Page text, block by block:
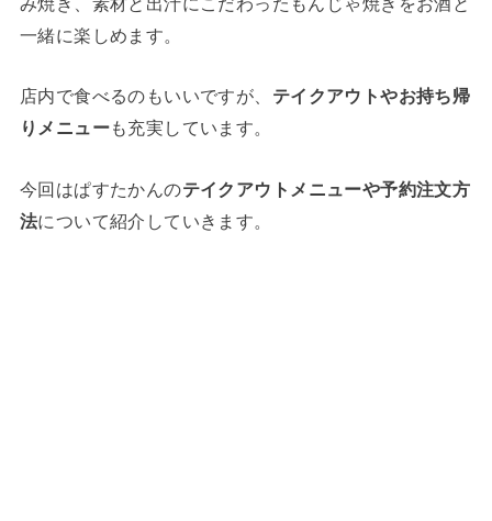
一緒に楽しめます。
店内で食べるのもいいですが、 テイクアウトやお持ち帰
りメニューも充実しています。
今回はぱすたかんのテイクアウトメニューや予約注文方
法について紹介していきます。